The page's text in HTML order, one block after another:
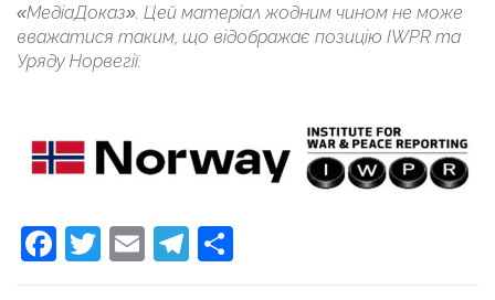
«МедіаДоказ». Цей матеріал жодним чином не може
вважатися таким, що відображає позицію IWPR та
Уряду Норвегії.
Facebook
Twitter
EmailTelegram